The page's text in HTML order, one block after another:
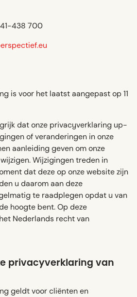
438 700
is voor het laatst aangepast op 11
dat onze privacyverklaring up-
of veranderingen in onze
aanleiding geven om onze
Wijzigingen treden in
dat deze op onze website zijn
u daarom aan deze
te raadplegen opdat u van
hoogte bent. Op deze
Nederlands recht van
privacyverklaring van
geldt voor cliënten en